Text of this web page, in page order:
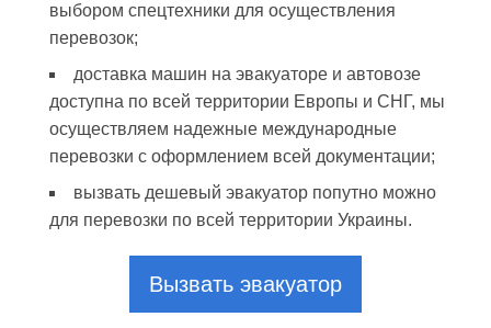
выбором спецтехники для осуществления
перевозок;
доставка машин на эвакуаторе и автовозе
доступна по всей территории Европы и СНГ, мы
осуществляем надежные международные
перевозки с оформлением всей документации;
вызвать дешевый эвакуатор попутно можно
для перевозки по всей территории Украины.
Вызвать эвакуатор